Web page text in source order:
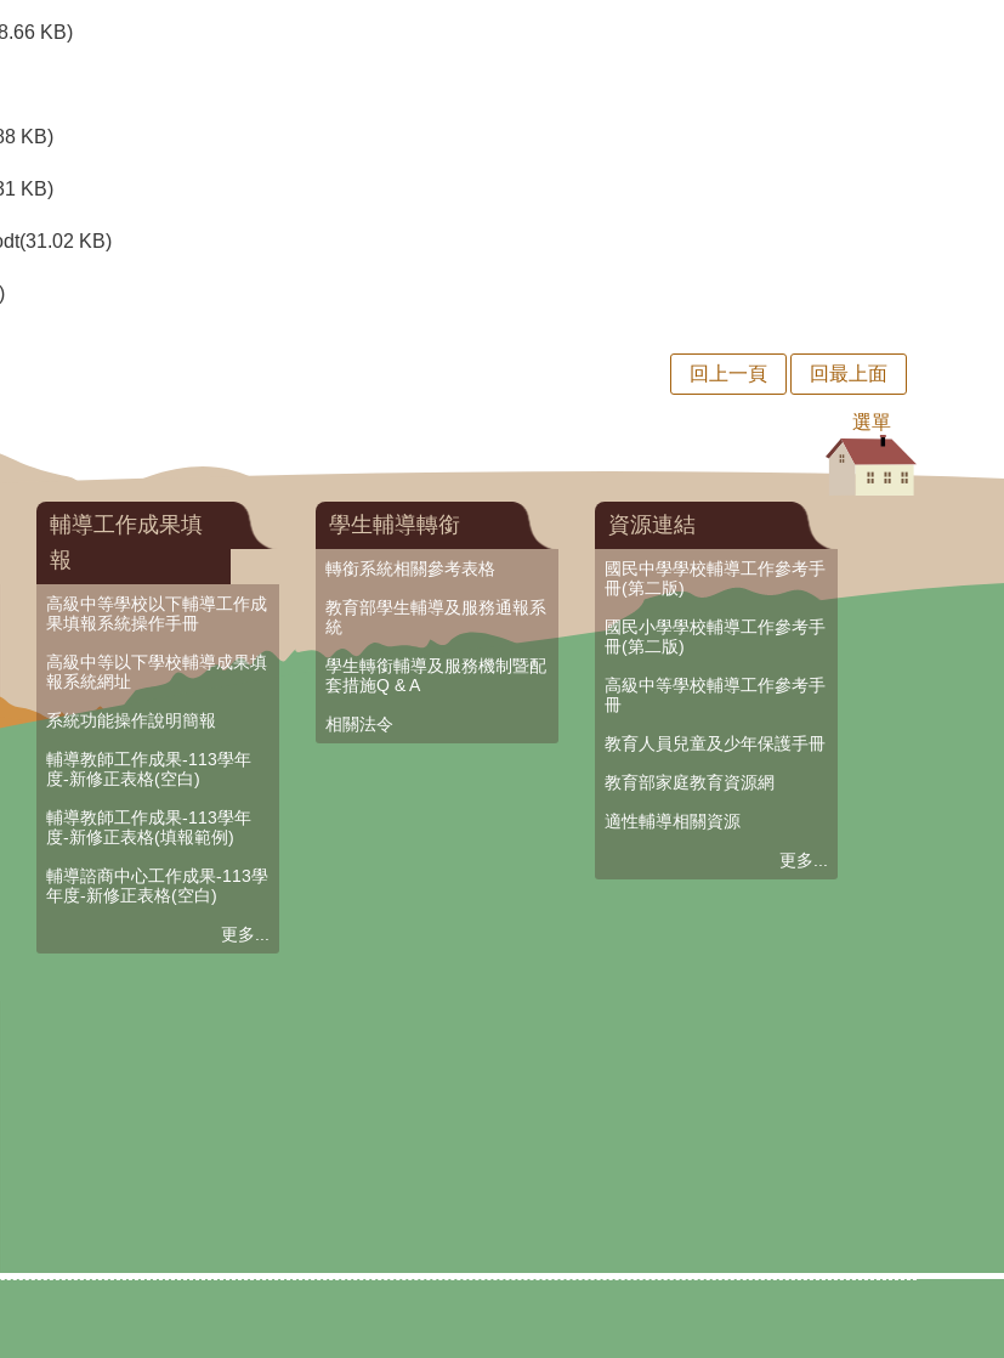
KB)
KB)
KB)
KB)
回上一頁 回最上面
選單
輔導工作成果填
報
高級中等學校以下輔導工作成
果填報系統操作手冊
高級中等以下學校輔導成果填
報系統網址
系統功能操作說明簡報
輔導教師工作成果-113學年
度-新修正表格(空白)
輔導教師工作成果-113學年
度-新修正表格(填報範例)
輔導諮商中心工作成果-113學
年度-新修正表格(空白)
更多...
學生輔導轉銜
轉銜系統相關參考表格
教育部學生輔導及服務通報系
統
學生轉銜輔導及服務機制暨配
套措施Q & A
相關法令
資源連結
國民中學學校輔導工作參考手
冊(第二版)
國民小學學校輔導工作參考手
冊(第二版)
高級中等學校輔導工作參考手
冊
教育人員兒童及少年保護手冊
教育部家庭教育資源網
適性輔導相關資源
更多...